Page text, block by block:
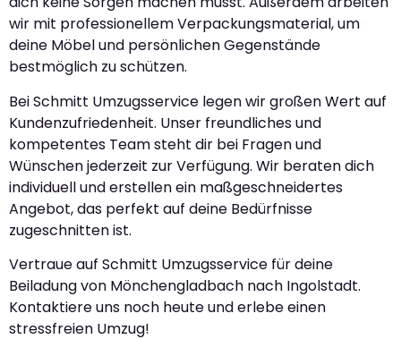
wir mit professionellem Verpackungsmaterial, um
deine Möbel und persönlichen Gegenstände
bestmöglich zu schützen.
Bei Schmitt Umzugsservice legen wir großen Wert auf
Kundenzufriedenheit. Unser freundliches und
kompetentes Team steht dir bei Fragen und
Wünschen jederzeit zur Verfügung. Wir beraten dich
individuell und erstellen ein maßgeschneidertes
Angebot, das perfekt auf deine Bedürfnisse
zugeschnitten ist.
Vertraue auf Schmitt Umzugsservice für deine
Beiladung von Mönchengladbach nach Ingolstadt.
Kontaktiere uns noch heute und erlebe einen
stressfreien Umzug!